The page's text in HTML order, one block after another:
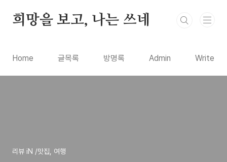
희망을 보고, 나는 쓰네
Home 글목록 방명록 Admin Write
리뷰 iN /맛집, 여행